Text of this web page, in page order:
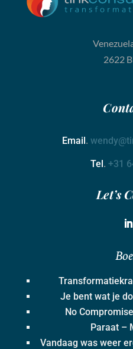
2622
Email .
Tel . +31
Let’s
Je bent wat je
No
Paraat –
Vandaag was weer